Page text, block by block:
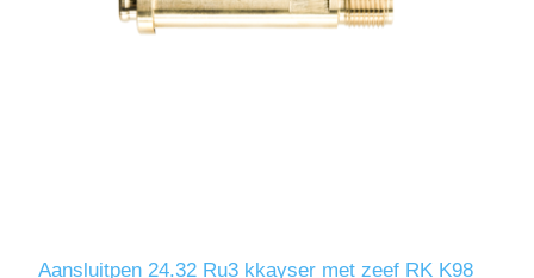
Aansluitpen 24.32 Ru3 kkayser met zeef RK K98